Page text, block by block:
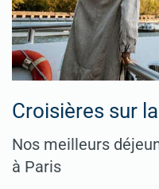
Croisières sur
Nos meilleurs
à Paris